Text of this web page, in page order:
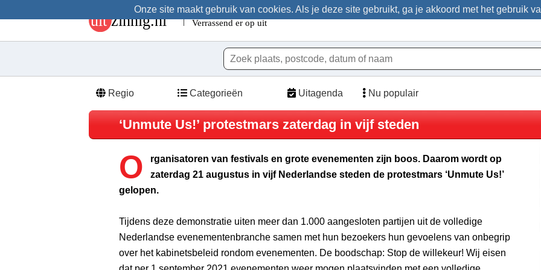
Onze site maakt gebruik van cookies. Als je deze site gebruikt, ga je akkoord met het gebruik
Regio Categorieën Uitagenda Nu populair
‘Unmute Us!’ protestmars zaterdag in vijf steden
O
rganisatoren van festivals en grote evenementen zijn boos. Daarom wordt op
zaterdag 21 augustus in vijf Nederlandse steden de protestmars ‘Unmute Us!’
gelopen.
Tijdens deze demonstratie uiten meer dan 1.000 aangesloten partijen uit de volledige
Nederlandse evenementenbranche samen met hun bezoekers hun gevoelens van onbegrip
over het kabinetsbeleid rondom evenementen. De boodschap: Stop de willekeur! Wij eisen